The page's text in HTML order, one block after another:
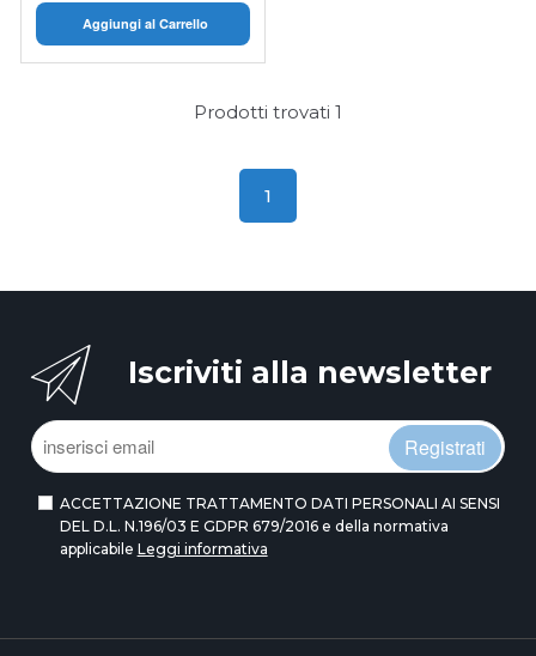
Aggiungi al Carrello
Prodotti trovati 1
1
Iscriviti alla newsletter
Registrati
ACCETTAZIONE TRATTAMENTO DATI PERSONALI AI SENSI
DEL D.L. N.196/03 E GDPR 679/2016 e della normativa
applicabile Leggi informativa